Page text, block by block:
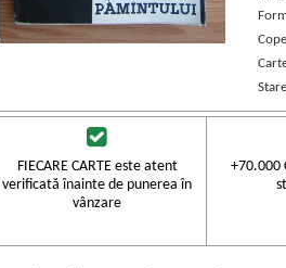
FIECARE CARTE este atent
verificată înainte de punerea în
vânzare
+70.000